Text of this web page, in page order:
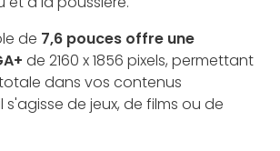
de 7,6 pouces offre une
de 2160 x 1856 pixels, permettant
dans vos contenus
s'agisse de jeux, de films ou de